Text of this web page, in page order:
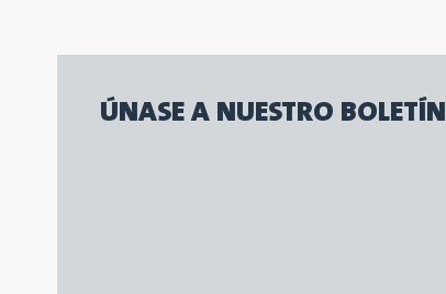
ÚNASE A NUESTRO BOLETÍN